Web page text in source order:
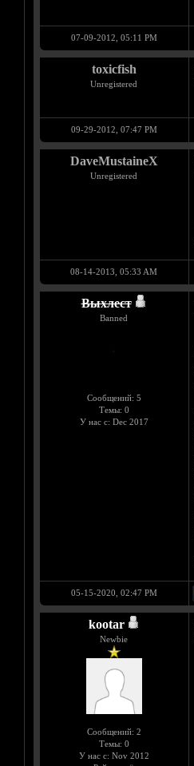
07-09-2012, 05:11 PM
toxicfish
Unregistered
09-29-2012, 07:47 PM
DaveMustaineX
Unregistered
08-14-2013, 05:33 AM
Выхлест
Banned
Сообщений: 5
Темы: 0
У нас с: Dec 2017
05-15-2020, 02:47 PM
kootar
Newbie
Сообщений: 2
Темы: 0
У нас с: Nov 2012